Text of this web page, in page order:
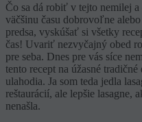
Čo sa dá robiť v tejto nemilej
väčšinu času dobrovoľne
predsa, vyskúšať si všetky
čas! Uvariť nezvyčajný obed
pre seba. Dnes pre vás síce
tento recept na úžasné
ulahodia. Ja som teda jedla
reštaurácií, ale lepšie lasagne,
nenašla.